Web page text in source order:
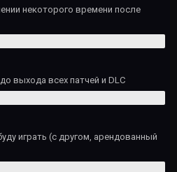
некоторого времени после
выхода всех патчей и DLC
играть (с другом, арендованный